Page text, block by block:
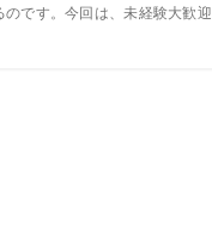
です。今回は、未経験大歓迎